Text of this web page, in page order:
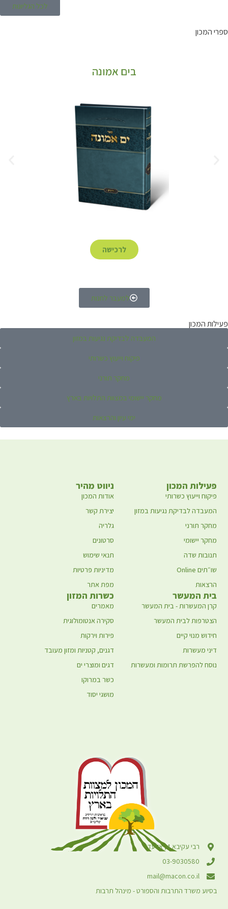
לכל הגליונות
ספרי המכון
בים אמונה
לרכישה
למעבר לחנות
פעילות המכון
המעבדה לבדיקת נגיעות במזון
פיקוח וייעוץ כשרותי
מחקר תורני
מחקר יישומי במצוות התלויות בארץ
ימי עיון והרצאות
רבי עקיבא 4, אלעד
03-9030580
mail@macon.co.il
בסיוע משרד התרבות והספורט - מינהל תרבות
ניווט מהיר
אודות המכון
יצירת קשר
גלריה
סרטונים
תנאי שימוש
מדיניות פרטיות
מפת אתר
פעילות המכון
פיקוח וייעוץ כשרותי
המעבדה לבדיקת נגיעות במזון
מחקר תורני
מחקר יישומי
תנובות שדה
שו״תים Online
הרצאות
כשרות המזון
מאמרים
סקירה אנטומולוגית
פירות וירקות
דגנים, קטניות ומזון מעובד
דגים ומוצרי ים
כשר במרוקו
מושגי יסוד
בית המעשר
קרן המעשרות - בית המעשר
הצטרפות לבית המעשר
חידוש מנוי קיים
דיני מעשרות
נוסח להפרשת תרומות ומעשרות